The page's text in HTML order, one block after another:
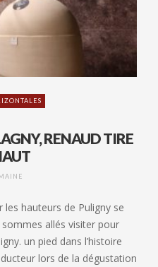
RENAUD TIRE
hauteurs de Puligny se
allés visiter pour
un pied dans l’histoire
lors de la dégustation